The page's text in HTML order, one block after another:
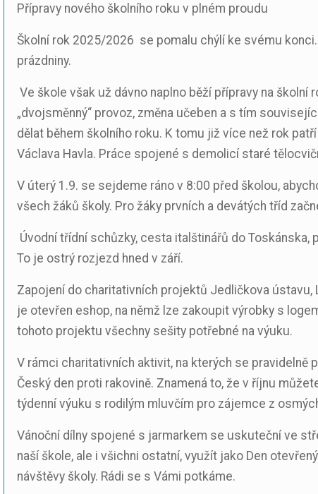
Přípravy nového školního roku v plném proudu
Školní rok 2025/2026 se pomalu chýlí ke svému
prázdniny.
Ve škole však už dávno naplno běží přípravy na
„dvojsměnný“ provoz, změna učeben a s tím
dělat během školního roku. K tomu již více než rok
Václava Havla. Práce spojené s demolicí staré
V úterý 1.9. se sejdeme ráno v 8:00 před školou,
všech žáků školy. Pro žáky prvních a devátých tříd
Úvodní třídní schůzky, cesta italštinářů do
To je ostrý rozjezd hned v září.
Zapojení do charitativních projektů Jedličkova ústavu,
je otevřen eshop, na němž lze zakoupit výrobky s
tohoto projektu všechny sešity potřebné na výuku.
V rámci charitativních aktivit, na kterých se pravidelně
Český den proti rakovině. Znamená to, že v říjnu
týdenní výuku s rodilým mluvčím pro zájemce z
Vánoční dílny spojené s jarmarkem se uskuteční ve
naší škole, ale i všichni ostatní, využít jako Den
návštěvy školy. Rádi se s Vámi potkáme.